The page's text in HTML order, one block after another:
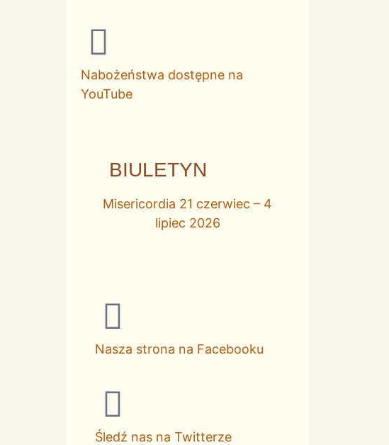
Nabożeństwa dostępne na
YouTube
BIULETYN
Misericordia 21 czerwiec – 4
lipiec 2026
Nasza strona na Facebooku
Śledź nas na Twitterze